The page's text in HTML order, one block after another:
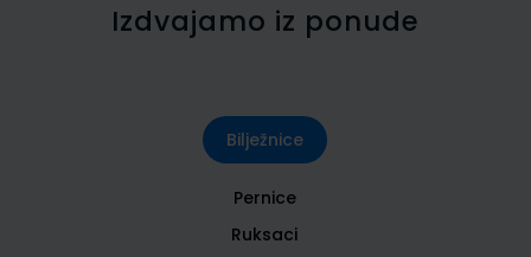
Izdvajamo iz ponude
Bilježnice
Pernice
Ruksaci